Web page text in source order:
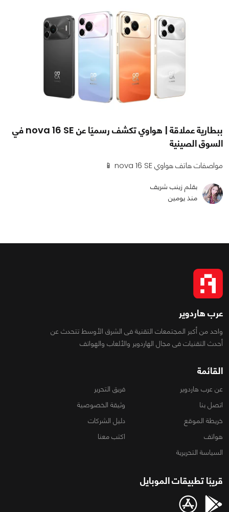
ببطارية عملاقة | هواوي تكشف رسميًا عن nova 16 SE في
السوق الصينية
مواصفات هاتف هواوي nova 16 SE 📱
بقلم زينب شريف
منذ يومين
عرب هاردوير
واحد من أكبر المجتمعات التقنية فى الشرق الأوسط تتحدث عن
أحدث التقنيات فى مجال الهاردوير والألعاب والهواتف
القائمة
عن عرب هاردوير
فريق التحرير
اتصل بنا
وثيقة الخصوصية
خريطة الموقع
دليل الشركات
هواتف
اكتب معنا
السياسة التحريرية
قريبًا تطبيقات الموبايل